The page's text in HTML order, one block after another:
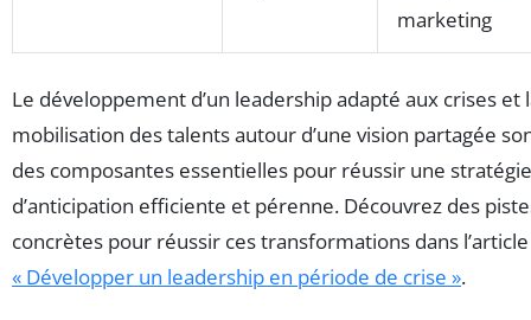
marketing
Le développement d’un leadership adapté aux crises et
mobilisation des talents autour d’une vision partagée
des composantes essentielles pour réussir une stratégie
d’anticipation efficiente et pérenne. Découvrez des
concrètes pour réussir ces transformations dans
« Développer un leadership en période de crise ».